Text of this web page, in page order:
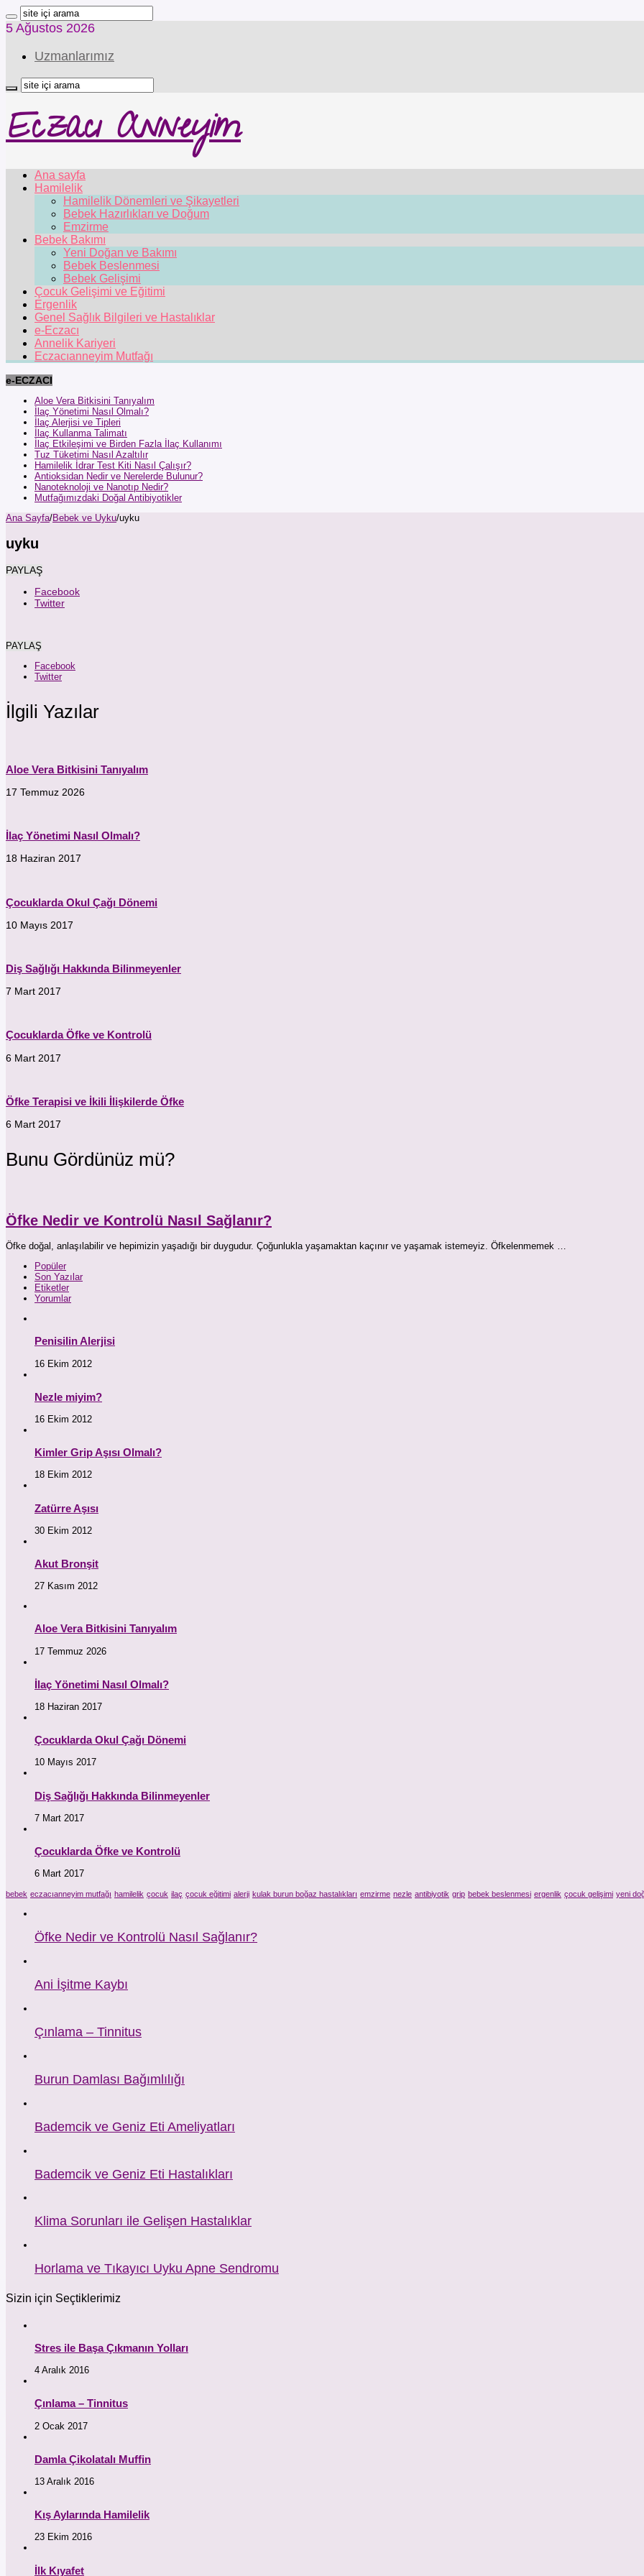
5 Ağustos 2026
Uzmanlarımız
Eczacı Anneyim
Ana sayfa
Hamilelik
Hamilelik Dönemleri ve Şikayetleri
Bebek Hazırlıkları ve Doğum
Emzirme
Bebek Bakımı
Yeni Doğan ve Bakımı
Bebek Beslenmesi
Bebek Gelişimi
Çocuk Gelişimi ve Eğitimi
Ergenlik
Genel Sağlık Bilgileri ve Hastalıklar
e-Eczacı
Annelik Kariyeri
Eczacıanneyim Mutfağı
e-ECZACI
Aloe Vera Bitkisini Tanıyalım
İlaç Yönetimi Nasıl Olmalı?
İlaç Alerjisi ve Tipleri
İlaç Kullanma Talimatı
İlaç Etkileşimi ve Birden Fazla İlaç Kullanımı
Tuz Tüketimi Nasıl Azaltılır
Hamilelik İdrar Test Kiti Nasıl Çalışır?
Antioksidan Nedir ve Nerelerde Bulunur?
Nanoteknoloji ve Nanotıp Nedir?
Mutfağımızdaki Doğal Antibiyotikler
Ana Sayfa/Bebek ve Uyku/uyku
uyku
PAYLAŞ
Facebook
Twitter
PAYLAŞ
Facebook
Twitter
İlgili Yazılar
Aloe Vera Bitkisini Tanıyalım
17 Temmuz 2026
İlaç Yönetimi Nasıl Olmalı?
18 Haziran 2017
Çocuklarda Okul Çağı Dönemi
10 Mayıs 2017
Diş Sağlığı Hakkında Bilinmeyenler
7 Mart 2017
Çocuklarda Öfke ve Kontrolü
6 Mart 2017
Öfke Terapisi ve İkili İlişkilerde Öfke
6 Mart 2017
Bunu Gördünüz mü?
Öfke Nedir ve Kontrolü Nasıl Sağlanır?
Öfke doğal, anlaşılabilir ve hepimizin yaşadığı bir duygudur. Çoğunlukla yaşamaktan kaçınır ve yaşamak istemeyiz. Öfkelenmemek …
Popüler
Son Yazılar
Etiketler
Yorumlar
Penisilin Alerjisi
16 Ekim 2012
Nezle miyim?
16 Ekim 2012
Kimler Grip Aşısı Olmalı?
18 Ekim 2012
Zatürre Aşısı
30 Ekim 2012
Akut Bronşit
27 Kasım 2012
Aloe Vera Bitkisini Tanıyalım
17 Temmuz 2026
İlaç Yönetimi Nasıl Olmalı?
18 Haziran 2017
Çocuklarda Okul Çağı Dönemi
10 Mayıs 2017
Diş Sağlığı Hakkında Bilinmeyenler
7 Mart 2017
Çocuklarda Öfke ve Kontrolü
6 Mart 2017
bebek eczacıanneyim mutfağı hamilelik çocuk ilaç çocuk eğitimi alerji kulak burun boğaz hastalıkları emzirme nezle antibiyotik grip bebek beslenmesi ergenlik çocuk gelişimi yeni
Öfke Nedir ve Kontrolü Nasıl Sağlanır?
Ani İşitme Kaybı
Çınlama – Tinnitus
Burun Damlası Bağımlılığı
Bademcik ve Geniz Eti Ameliyatları
Bademcik ve Geniz Eti Hastalıkları
Klima Sorunları ile Gelişen Hastalıklar
Horlama ve Tıkayıcı Uyku Apne Sendromu
Sizin için Seçtiklerimiz
Stres ile Başa Çıkmanın Yolları
4 Aralık 2016
Çınlama – Tinnitus
2 Ocak 2017
Damla Çikolatalı Muffin
13 Aralık 2016
Kış Aylarında Hamilelik
23 Ekim 2016
İlk Kıyafet